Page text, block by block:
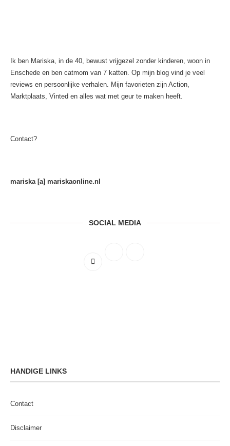
Ik ben Mariska, in de 40, bewust vrijgezel zonder kinderen, woon in
Enschede en ben catmom van 7 katten. Op mijn blog vind je veel
reviews en persoonlijke verhalen. Mijn favorieten zijn Action,
Marktplaats, Vinted en alles wat met geur te maken heeft.
Contact?
mariska [a] mariskaonline.nl
SOCIAL MEDIA
HANDIGE LINKS
Contact
Disclaimer